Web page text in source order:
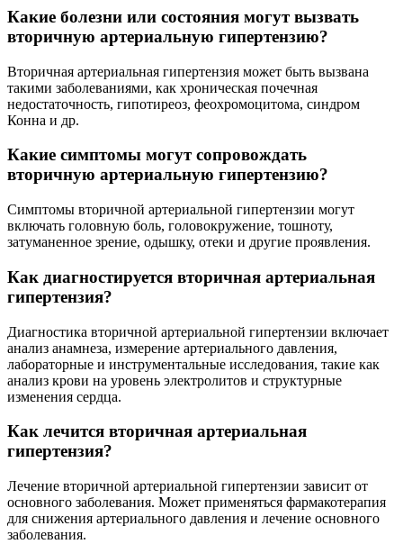
Какие болезни или состояния могут вызвать
вторичную артериальную гипертензию?
Вторичная артериальная гипертензия может быть вызвана
такими заболеваниями, как хроническая почечная
недостаточность, гипотиреоз, феохромоцитома, синдром
Конна и др.
Какие симптомы могут сопровождать
вторичную артериальную гипертензию?
Симптомы вторичной артериальной гипертензии могут
включать головную боль, головокружение, тошноту,
затуманенное зрение, одышку, отеки и другие проявления.
Как диагностируется вторичная артериальная
гипертензия?
Диагностика вторичной артериальной гипертензии включает
анализ анамнеза, измерение артериального давления,
лабораторные и инструментальные исследования, такие как
анализ крови на уровень электролитов и структурные
изменения сердца.
Как лечится вторичная артериальная
гипертензия?
Лечение вторичной артериальной гипертензии зависит от
основного заболевания. Может применяться фармакотерапия
для снижения артериального давления и лечение основного
заболевания.